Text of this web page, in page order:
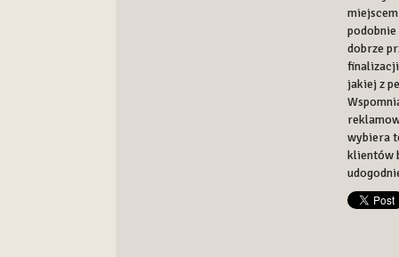
dobrze
jakiej z
wybiera
klientów